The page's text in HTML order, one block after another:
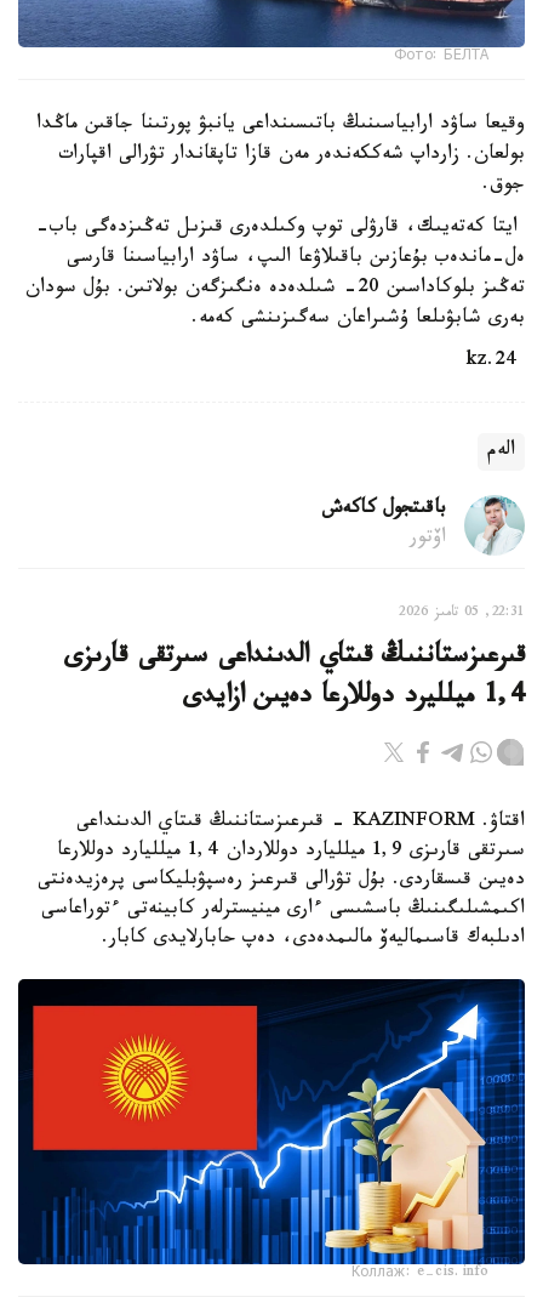
Фото: БЕЛТА
وقيعا ساۋد ارابياسىنىڭ باتىسىنداعى يانبۋ پورتىنا جاقىن ماڭدا
بولعان. زارداپ شەككەندەر مەن قازا تاپقاندار تۋرالى اقپارات
جوق.
ايتا كەتەيىك، قارۋلى توپ وكىلدەرى قىزىل تەڭىزدەگى باب-
ەل-ماندەب بۇعازىن باقىلاۋعا الىپ، ساۋد ارابياسىنا قارسى
تەڭىز بلوكاداسىن 20- شىلدەدە ەنگىزگەن بولاتىن. بۇل سودان
بەرى شابۋىلعا ۇشىراعان سەگىزىنشى كەمە.
الەم
باقىتجول كاكەش
اۆتور
22:31, 05 تامىز 2026
قىرعىزستاننىڭ قىتاي الدىنداعى سىرتقى قارىزى
1,4 ميلليرد دوللارعا دەيىن ازايدى
اقتاۋ. KAZINFORM - قىرعىزستاننىڭ قىتاي الدىنداعى
سىرتقى قارىزى 1,9 ميلليارد دوللاردان 1,4 ميلليارد دوللارعا
دەيىن قىسقاردى. بۇل تۋرالى قىرعىز رەسپۋبليكاسى پرەزيدەنتى
اكىمشىلىگىنىڭ باسشىسى ءارى مينيسترلەر كابينەتى ءتوراعاسى
ادىلبەك قاسىماليەۆ مالىمدەدى، دەپ حابارلايدى كابار.
Коллаж: e-cis.info